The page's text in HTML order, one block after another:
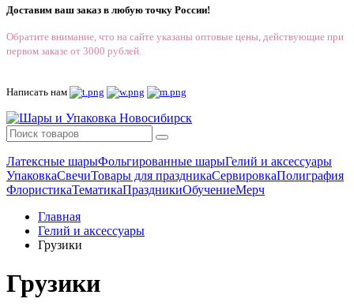
Доставим ваш заказ в любую точку России!
Обратите внимание, что на сайте указаны оптовые цены, действующие при
первом заказе от 3000 рублей.
Написать нам
Латексные шарыФольгированные шарыГелий и аксессуары
УпаковкаСвечиТовары для праздникаСервировкаПолиграфия
ФлористикаТематикаПраздникиОбучениеМерч
Главная
Гелий и аксессуары
Грузики
Грузики